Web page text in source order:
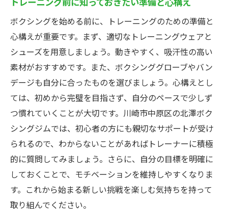
ジムの雰囲気とスタッフの対応
安心して通えるジムのセキュリティ対策
初めてでも楽しく通える工夫
川崎市ボクシングジムで経験豊富なトレーナー
から学ぶ
経験豊富なトレーナーのプロフィール紹介
初心者への優しい指導方法
トレーナーとの信頼関係の築き方
トレーナーからの個別フィードバック
トレーナーの資格と実績
初心者に対するトレーナーのサポート体制
川崎市ボクシングジムでのトレーニングを楽し
ボクシングを始める前に、トレーニングのための準備と
心構えが重要です。まず、適切なトレーニングウェアと
シューズを用意しましょう。動きやすく、吸汗性の高い
素材がおすすめです。また、ボクシンググローブやバン
デージも自分に合ったものを選びましょう。心構えとし
ては、初めから完璧を目指さず、自分のペースで少しず
つ慣れていくことが大切です。川崎市中原区の北澤ボク
シングジムでは、初心者の方にも親切なサポートが受け
られるので、わからないことがあればトレーナーに積極
的に質問してみましょう。さらに、自分の目標を明確に
しておくことで、モチベーションを維持しやすくなりま
す。これから始まる新しい挑戦を楽しむ気持ちを持って
取り組んでください。